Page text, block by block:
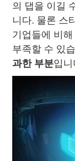
의 댑을 이길
니다. 물론 스
기업들에 비
부족할 수 있
과한 부분입니